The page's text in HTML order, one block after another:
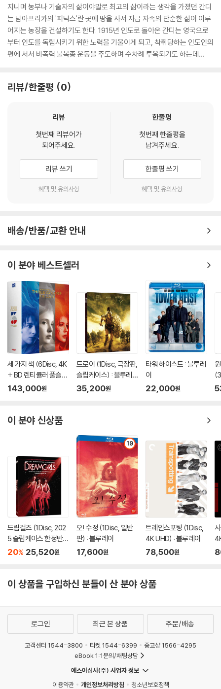
지니며 농부나 기술자의 삶이야말로 최고의 삶이라는 생각을 가졌던 간디
는 남아프리카의 '피닉스'란 곳에 땅을 사서 자급 자족의 단순한 삶이 이루
어지는 농장을 건설하기도 한다. 1915년 인도로 돌아온 간디는 영국으로
부터 인도를 독립시키기 위한 노력을 기울이게 되고, 착취당하는 인도인의
편에 서서 비폭력 불복종 운동을 주도하며 수차례 투옥되기도 하는데…
리뷰/한줄평 0
리뷰
첫번째 리뷰어가
되어주세요.
리뷰 쓰기
혜택 및 유의사항
한줄평
첫번째 한줄평을
남겨주세요.
한줄평 쓰기
혜택 및 유의사항
배송/반품/교환 안내
이 분야 베스트셀러
세 가지 색 (6Disc, 4K
+ BD 렌티큘러 풀슬립
트릴로지 박스 한정판)
143,000원
트로이 (1Disc, 극장판,
슬립케이스) : 블루레
이
35,200원
타워 하이스트 : 블루레
이
22,000원
D
이 분야 신상품
드림걸즈 (1Disc, 202
5 슬립케이스 한정반 B
D) : 블루레이
20% 25,520원
19
오! 수정 (1Disc, 일반
판) : 블루레이
17,600원
트레인스포팅 (1Disc,
4K UHD) : 블루레이
78,500원
이 상품을 구입하신 분들이 산 분야 상품
로그인 최근 본 상품 주문/배송
고객센터 1544-3800 티켓 1544-6399
중고샵 1566-4295
eBook 1:1문의/채팅상담
예스이십사(주) 사업자 정보
이용약관
개인정보처리방침 청소년보호정책